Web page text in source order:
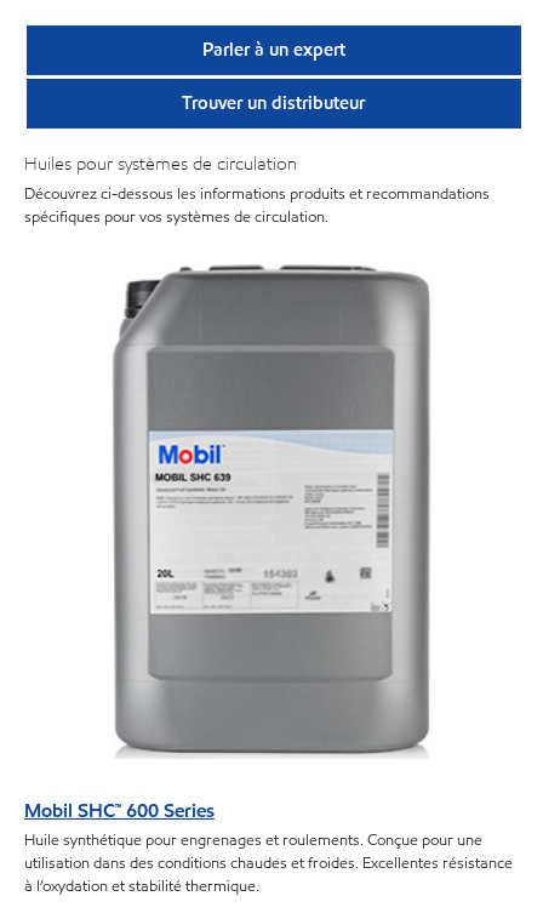
Parler à un expert
Trouver un distributeur
Huiles pour systèmes de circulation
Découvrez ci-dessous les informations produits et recommandations
spécifiques pour vos systèmes de circulation.
Mobil SHC™ 600 Series
Huile synthétique pour engrenages et roulements. Conçue pour une
utilisation dans des conditions chaudes et froides. Excellentes résistance
à l’oxydation et stabilité thermique.